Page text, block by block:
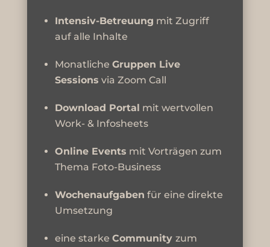
Intensiv-Betreuung mit Zugriff
auf alle Inhalte
Monatliche Gruppen Live
Sessions via Zoom Call
Download Portal mit wertvollen
Work- & Infosheets
Online Events mit Vorträgen zum
Thema Foto-Business
Wochenaufgaben für eine direkte
Umsetzung
eine starke Community zum